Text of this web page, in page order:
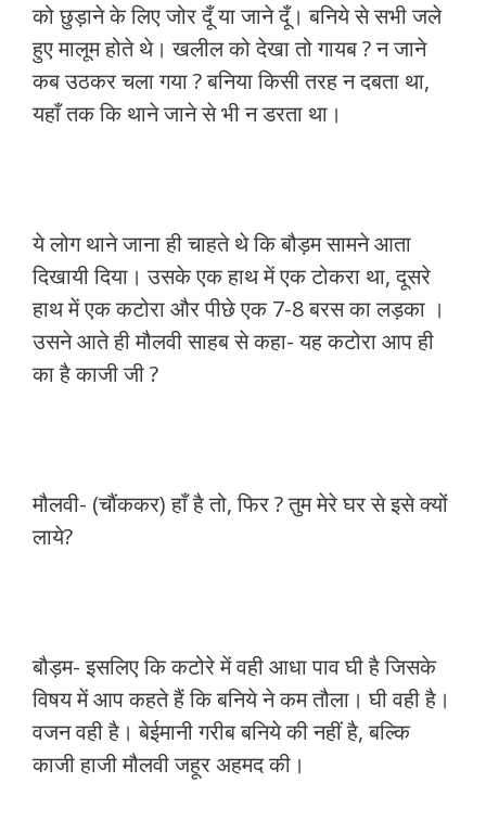
को छुड़ाने के लिए जोर दूँ या जाने दूँ। बनिये से सभी जले
हुए मालूम होते थे। खलील को देखा तो गायब ? न जाने
कब उठकर चला गया ? बनिया किसी तरह न दबता था,
यहाँ तक कि थाने जाने से भी न डरता था।
ये लोग थाने जाना ही चाहते थे कि बौड़म सामने आता
दिखायी दिया। उसके एक हाथ में एक टोकरा था, दूसरे
हाथ में एक कटोरा और पीछे एक 7-8 बरस का लड़का ।
उसने आते ही मौलवी साहब से कहा- यह कटोरा आप ही
का है काजी जी ?
मौलवी- (चौंककर) हाँ है तो, फिर ? तुम मेरे घर से इसे क्यों
लाये?
बौड़म- इसलिए कि कटोरे में वही आधा पाव घी है जिसके
विषय में आप कहते हैं कि बनिये ने कम तौला। घी वही है।
वजन वही है। बेईमानी गरीब बनिये की नहीं है, बल्कि
काजी हाजी मौलवी जहूर अहमद की।